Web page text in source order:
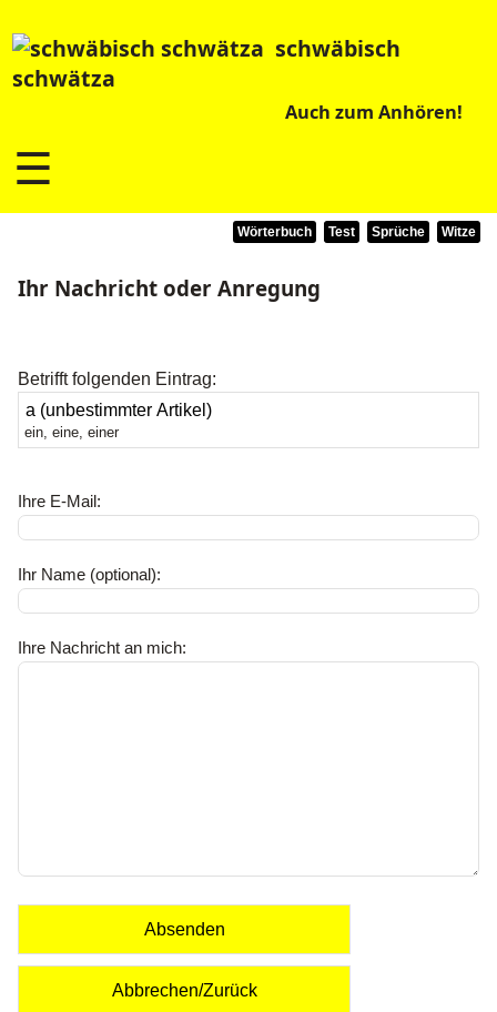
schwäbisch
schwätza
Auch zum Anhören!
☰
Wörterbuch Test Sprüche Witze
Ihr Nachricht oder Anregung
Betrifft folgenden Eintrag:
ein, eine, einer
Ihre E-Mail:
Ihr Name (optional):
Ihre Nachricht an mich:
Absenden
Abbrechen/Zurück